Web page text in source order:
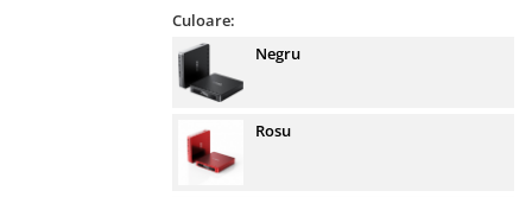
Culoare:
Negru
Rosu